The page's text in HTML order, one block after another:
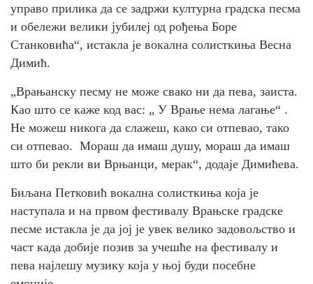
управо прилика да се задржи културна градска песма
и обележи велики јубилеј од рођења Боре
Станковића“, истакла је вокална солисткиња Весна
Димић.
„Врањанску песму не може свако ни да пева, заиста.
Као што се каже код вас: „ У Врање нема лагање“ .
Не можеш никога да слажеш, како си отпевао, тако
си отпевао. Мораш да имаш душу, мораш да имаш
што би рекли ви Врњанци, мерак“, додаје Димићева.
Биљана Петковић вокална солисткиња која је
наступала и на првом фестивалу Врањске градске
песме истакла је да јој је увек велико задовољство и
част када добије позив за учешће на фестивалу и
пева најлешу музику која у њој буди посебне